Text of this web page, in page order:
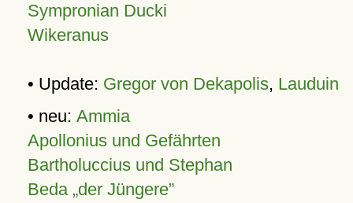
Sympronian Ducki
Wikeranus
• Update: Gregor von Dekapolis, Lauduin
• neu: Ammia
Apollonius und Gefährten
Bartholuccius und Stephan
Beda „der Jüngere”